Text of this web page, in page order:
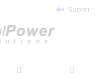
Suomi